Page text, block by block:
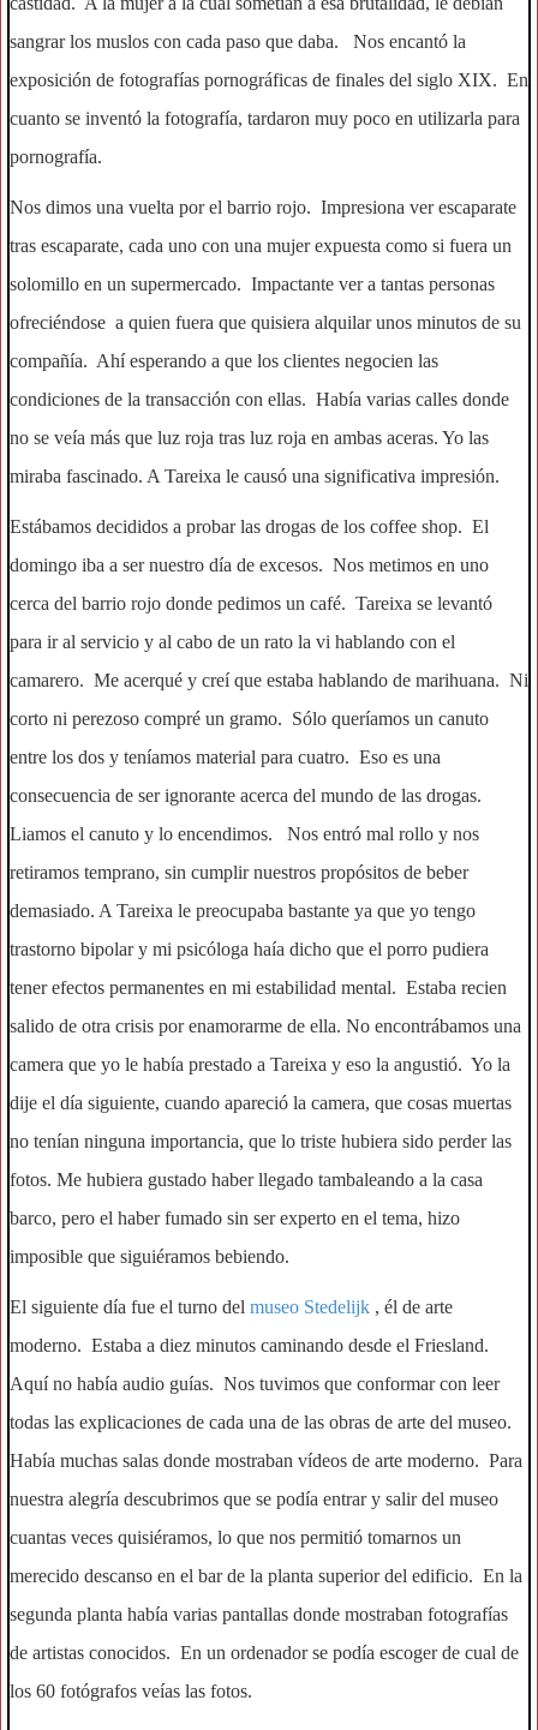
sangrar los muslos con cada paso que daba. Nos encantó la
exposición de fotografías pornográficas de finales del siglo XIX. En
cuanto se inventó la fotografía, tardaron muy poco en utilizarla para
pornografía.
Nos dimos una vuelta por el barrio rojo. Impresiona ver escaparate
tras escaparate, cada uno con una mujer expuesta como si fuera un
solomillo en un supermercado. Impactante ver a tantas personas
ofreciéndose a quien fuera que quisiera alquilar unos minutos de su
compañía. Ahí esperando a que los clientes negocien las
condiciones de la transacción con ellas. Había varias calles donde
no se veía más que luz roja tras luz roja en ambas aceras. Yo las
miraba fascinado. A Tareixa le causó una significativa impresión.
Estábamos decididos a probar las drogas de los coffee shop. El
domingo iba a ser nuestro día de excesos. Nos metimos en uno
cerca del barrio rojo donde pedimos un café. Tareixa se levantó
para ir al servicio y al cabo de un rato la vi hablando con el
camarero. Me acerqué y creí que estaba hablando de marihuana. Ni
corto ni perezoso compré un gramo. Sólo queríamos un canuto
entre los dos y teníamos material para cuatro. Eso es una
consecuencia de ser ignorante acerca del mundo de las drogas.
Liamos el canuto y lo encendimos. Nos entró mal rollo y nos
retiramos temprano, sin cumplir nuestros propósitos de beber
demasiado. A Tareixa le preocupaba bastante ya que yo tengo
trastorno bipolar y mi psicóloga haía dicho que el porro pudiera
tener efectos permanentes en mi estabilidad mental. Estaba recien
salido de otra crisis por enamorarme de ella. No encontrábamos una
camera que yo le había prestado a Tareixa y eso la angustió. Yo la
dije el día siguiente, cuando apareció la camera, que cosas muertas
no tenían ninguna importancia, que lo triste hubiera sido perder las
fotos. Me hubiera gustado haber llegado tambaleando a la casa
barco, pero el haber fumado sin ser experto en el tema, hizo
imposible que siguiéramos bebiendo.
El siguiente día fue el turno del museo Stedelijk , él de arte
moderno. Estaba a diez minutos caminando desde el Friesland.
Aquí no había audio guías. Nos tuvimos que conformar con leer
todas las explicaciones de cada una de las obras de arte del museo.
Había muchas salas donde mostraban vídeos de arte moderno. Para
nuestra alegría descubrimos que se podía entrar y salir del museo
cuantas veces quisiéramos, lo que nos permitió tomarnos un
merecido descanso en el bar de la planta superior del edificio. En la
segunda planta había varias pantallas donde mostraban fotografías
de artistas conocidos. En un ordenador se podía escoger de cual de
los 60 fotógrafos veías las fotos.